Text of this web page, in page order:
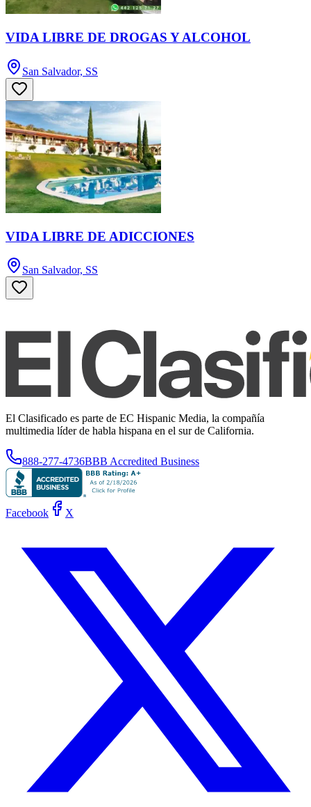
VIDA LIBRE DE DROGAS Y ALCOHOL
San Salvador, SS
VIDA LIBRE DE ADICCIONES
San Salvador, SS
El Clasificado es parte de EC Hispanic Media, la compañía
multimedia líder de habla hispana en el sur de California.
888-277-4736BBB Accredited Business
Facebook X